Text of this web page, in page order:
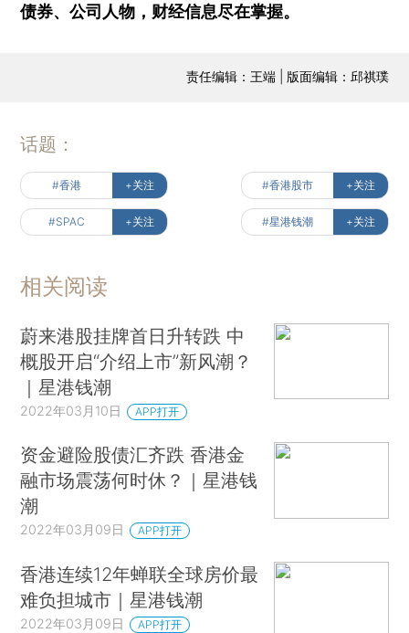
债券、公司人物，财经信息尽在掌握。
责任编辑：王端 | 版面编辑：邱祺璞
话题：
#香港 +关注 #香港股市 +关注
#SPAC +关注 #星港钱潮 +关注
相关阅读
蔚来港股挂牌首日升转跌 中
概股开启“介绍上市”新风潮？
｜星港钱潮
2022年03月10日 APP打开
资金避险股债汇齐跌 香港金
融市场震荡何时休？｜星港钱
潮
2022年03月09日 APP打开
香港连续12年蝉联全球房价最
难负担城市｜星港钱潮
2022年03月09日 APP打开